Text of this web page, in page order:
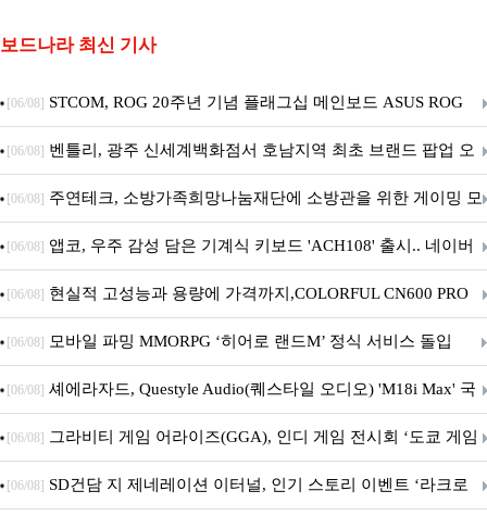
보드나라 최신 기사
[06/08] STCOM, ROG 20주년 기념 플래그십 메인보드 ASUS ROG
Crosshair X870E EDITION 20 국내 출시 예정
[06/08] 벤틀리, 광주 신세계백화점서 호남지역 최초 브랜드 팝업 오
픈
[06/08] 주연테크, 소방가족희망나눔재단에 소방관을 위한 게이밍 모
니터·스마트 펫 침대 기부
[06/08] 앱코, 우주 감성 담은 기계식 키보드 'ACH108' 출시.. 네이버
브랜드데이 기획전 진행
[06/08] 현실적 고성능과 용량에 가격까지,COLORFUL CN600 PRO
M.2 NVMe 디앤디컴 1TB
[06/08] 모바일 파밍 MMORPG ‘히어로 랜드M’ 정식 서비스 돌입
[06/08] 셰에라자드, Questyle Audio(퀘스타일 오디오) 'M18i Max' 국
내 정식 출시
[06/08] 그라비티 게임 어라이즈(GGA), 인디 게임 전시회 ‘도쿄 게임
던전 13’ 참가!
[06/08] SD건담 지 제네레이션 이터널, 인기 스토리 이벤트 ‘라크로